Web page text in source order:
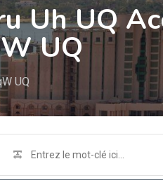
Uh UQ
UQ
UQ